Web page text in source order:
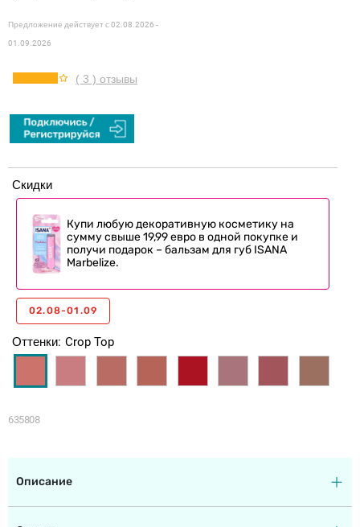
Предложение действует с02.08.2026 -
01.09.2026
( 3 ) отзывы
635808
Оттенки Crop Top
Скидки
Купи любую декоративную косметику на
сумму свыше 19,99 евро в одной покупке и
получи подарок – бальзам для губ ISANA
Marbelize.
02.08-01.09
Описание